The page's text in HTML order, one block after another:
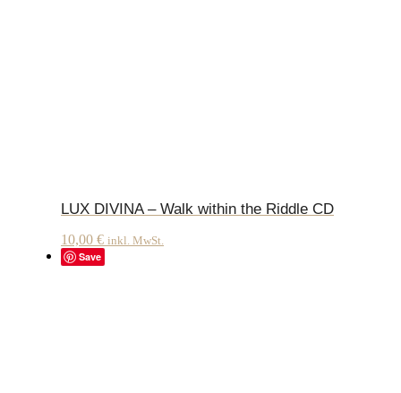
LUX DIVINA – Walk within the Riddle CD
10,00 € inkl. MwSt.
Save